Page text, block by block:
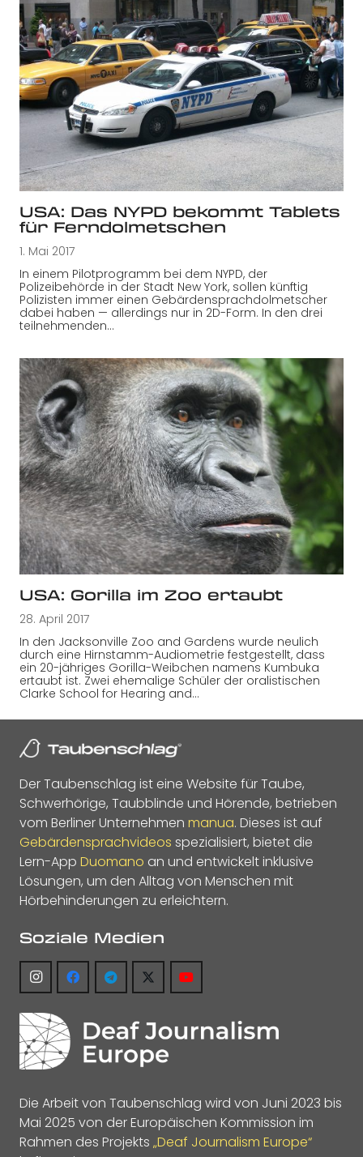
USA: Das NYPD bekommt Tablets
für Ferndolmetschen
1. Mai 2017
In einem Pilotprogramm bei dem NYPD, der
Polizeibehörde in der Stadt New York, sollen künftig
Polizisten immer einen Gebärdensprachdolmetscher
dabei haben ­­— allerdings nur in 2D-Form. In den drei
teilnehmenden…
USA: Gorilla im Zoo ertaubt
28. April 2017
In den Jacksonville Zoo and Gardens wurde neulich
durch eine Hirnstamm-Audiometrie festgestellt, dass
ein 20-jähriges Gorilla-Weibchen namens Kumbuka
ertaubt ist. Zwei ehemalige Schüler der oralistischen
Clarke School for Hearing and…
Der Taubenschlag ist eine Website für Taube,
Schwerhörige, Taubblinde und Hörende, betrieben
vom Berliner Unternehmen manua. Dieses ist auf
Gebärdensprachvideos spezialisiert, bietet die
Lern-App Duomano an und entwickelt inklusive
Lösungen, um den Alltag von Menschen mit
Hörbehinderungen zu erleichtern.
Soziale Medien
Die Arbeit von Taubenschlag wird von Juni 2023 bis
Mai 2025 von der Europäischen Kommission im
Rahmen des Projekts „Deaf Journalism Europe“